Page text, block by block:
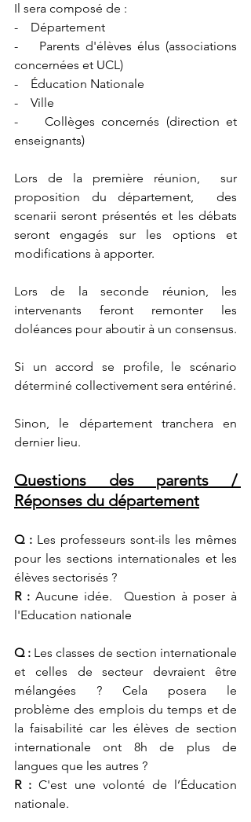
Il sera composé de :
-    Département
-    Parents d'élèves élus (associations
concernées et UCL)
-    Éducation Nationale
-    Ville
-    Collèges concernés (direction et
enseignants)
Lors de la première réunion,  sur
proposition du département,  des
scenarii seront présentés et les débats
seront engagés sur les options et
modifications à apporter.
Lors de la seconde réunion, les
intervenants feront remonter les
doléances pour aboutir à un consensus.
Si un accord se profile, le scénario
déterminé collectivement sera entériné.
Sinon, le département tranchera en
dernier lieu.
Questions des parents /
Réponses du département
Q : Les professeurs sont-ils les mêmes
pour les sections internationales et les
élèves sectorisés ?
R : Aucune idée.  Question à poser à
l'Education nationale
Q : Les classes de section internationale
et celles de secteur devraient être
mélangées ? Cela posera le
problème des emplois du temps et de
la faisabilité car les élèves de section
internationale ont 8h de plus de
langues que les autres ?
R : C'est une volonté de l’Éducation
nationale.